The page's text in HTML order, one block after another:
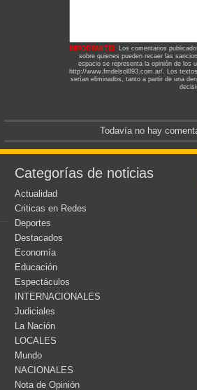
IMPORTANTE!:
Los comentarios
sobre quienes pueden recaer las
espacio se representa la opinión de los
http://www.fmdelsol893.com.ar/. Los
serían eliminados, tanto a partir de una
Todavía no hay
Categorías de noticias
Actualidad
Criticas en Redes
Deportes
Destacados
Economía
Educación
Espectáculos
INTERNACIONALES
Judiciales
La Nación
LOCALES
Mundo
NACIONALES
Nota de Opinión